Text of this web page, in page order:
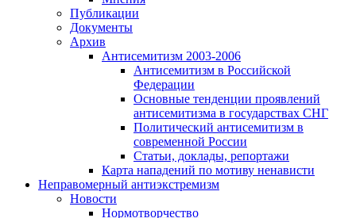
Публикации
Документы
Архив
Антисемитизм 2003-2006
Антисемитизм в Российской
Федерации
Основные тенденции проявлений
антисемитизма в государствах СНГ
Политический антисемитизм в
современной России
Статьи, доклады, репортажи
Карта нападений по мотиву ненависти
Неправомерный антиэкстремизм
Новости
Нормотворчество